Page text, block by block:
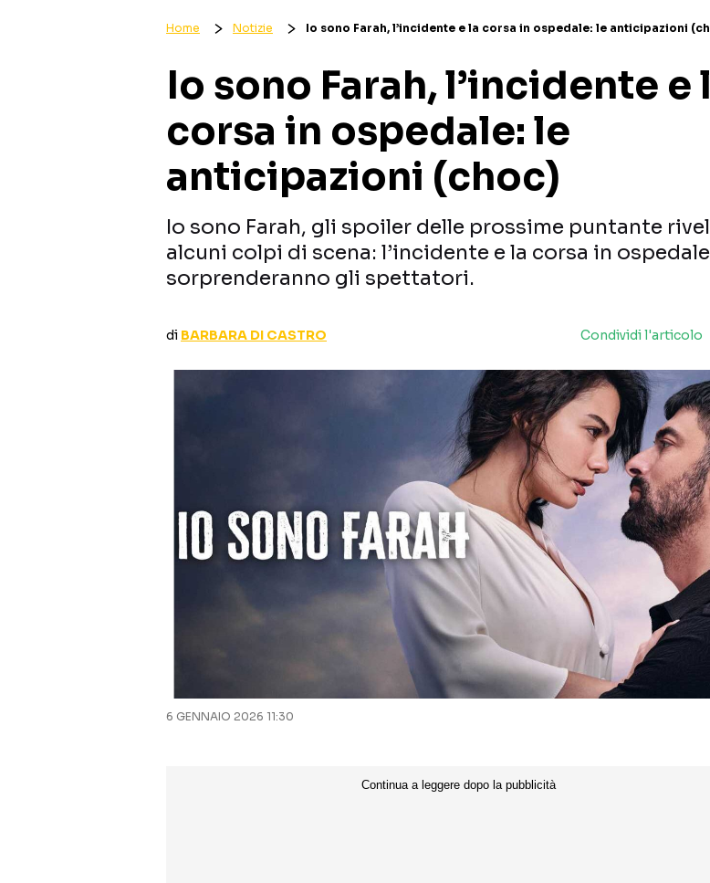
Home Notizie Io sono Farah, l’incidente e la corsa in ospedale: le anticipazioni
Io sono Farah, l’incidente e
corsa in ospedale: le
anticipazioni (choc)
Io sono Farah, gli spoiler delle prossime puntante
alcuni colpi di scena: l’incidente e la corsa in ospedale
sorprenderanno gli spettatori.
di BARBARA DI CASTRO Condividi l'articolo
6 GENNAIO 2026 11:30